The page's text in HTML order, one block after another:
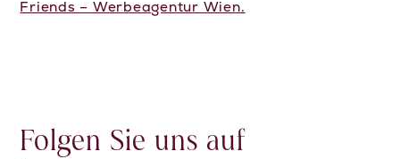
Friends – Werbeagentur Wien.
Folgen Sie uns auf